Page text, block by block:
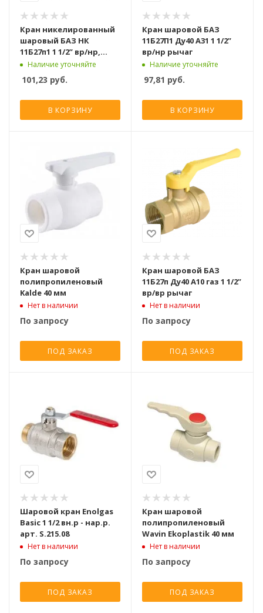
Кран никелированный
шаровый БАЗ НК
11Б27п1 1 1/2” вр/нр,
рычаг
Наличие уточняйте
101,23 руб.
В КОРЗИНУ
Кран шаровой БАЗ
11Б27П1 Ду40 А31 1 1/2”
вр/нр рычаг
Наличие уточняйте
97,81 руб.
В КОРЗИНУ
Кран шаровой
полипропиленовый
Kalde 40 мм
Нет в наличии
По запросу
ПОД ЗАКАЗ
Кран шаровой БАЗ
11Б27п Ду40 А10 газ 1 1/2”
вр/вр рычаг
Нет в наличии
По запросу
ПОД ЗАКАЗ
Шаровой кран Enolgas
Basic 1 1/2 вн.р - нар.р.
арт. S.215.08
Нет в наличии
По запросу
ПОД ЗАКАЗ
Кран шаровой
полипропиленовый
Wavin Ekoplastik 40 мм
Нет в наличии
По запросу
ПОД ЗАКАЗ